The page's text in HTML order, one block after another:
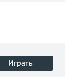
Играть